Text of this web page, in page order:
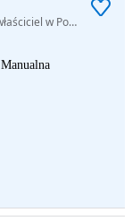
1998 cm3 • 163 KM • Chevrolet Cruze [ Pierwszy właściciel w Polsce ]
Manualna